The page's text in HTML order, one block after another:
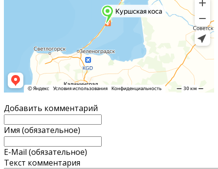
Добавить комментарий
Имя (обязательное)
E-Mail (обязательное)
Текст комментария